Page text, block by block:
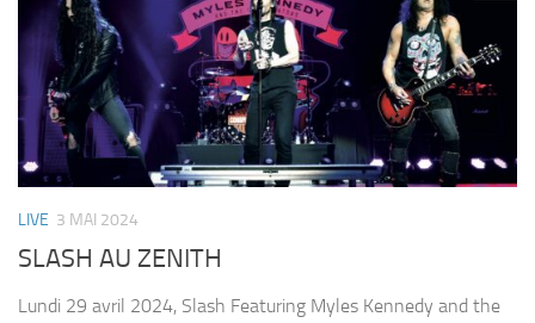
LIVE 3 MAI 2024
SLASH AU ZENITH
Lundi 29 avril 2024, Slash Featuring Myles Kennedy and the